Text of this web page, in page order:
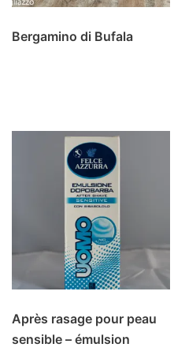
Bergamino di Bufala
Après rasage pour peau
sensible – émulsion